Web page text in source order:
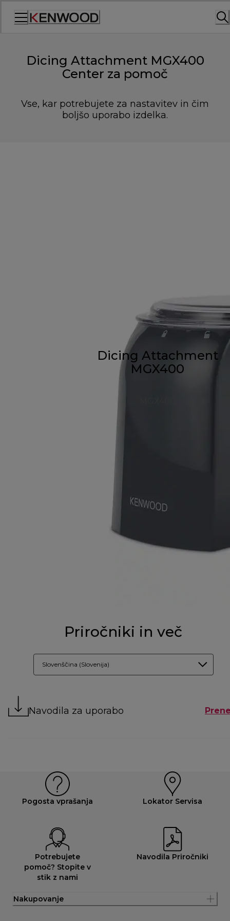
Dicing Attachment MGX400
Center za pomoč
Vse, kar potrebujete za nastavitev in čim
boljšo uporabo izdelka.
Dicing Attachment
MGX400
Priročniki in več
Slovenščina (Slovenija)
Navodila za uporabo
Pogosta vprašanja Lokator Servisa
Potrebujete
pomoč? Stopite v
stik z nami
Navodila Priročniki
Nakupovanje